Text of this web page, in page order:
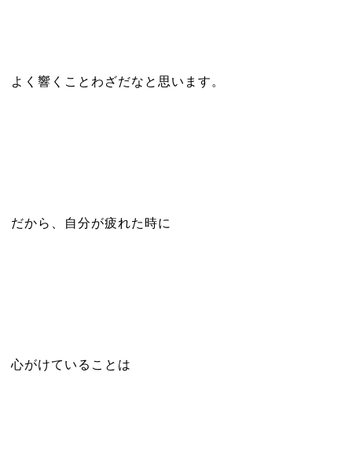
よく響くことわざだなと思います。
だから、自分が疲れた時に
心がけていることは